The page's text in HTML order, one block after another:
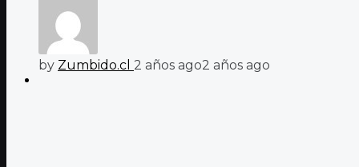
by Zumbido.cl 2 años ago2 años ago